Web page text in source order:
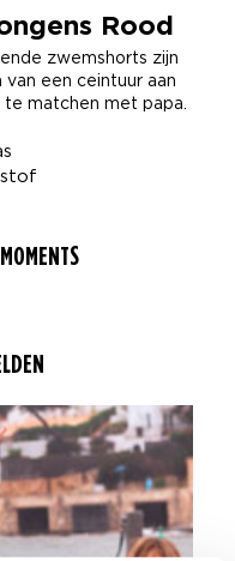
Rood
zwemshorts zijn
een ceintuur aan
matchen met papa.